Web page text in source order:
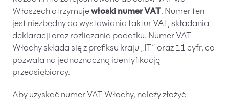
Włoszech otrzymujewłoski numer VAT . Numer ten
jest niezbędny do wystawiania faktur VAT, składania
deklaracji oraz rozliczania podatku. Numer VAT
Włochy składa się z prefiksu kraju „IT” oraz 11 cyfr, co
pozwala na jednoznaczną identyfikację
przedsiębiorcy.
Aby uzyskać numer VAT Włochy, należy złożyć